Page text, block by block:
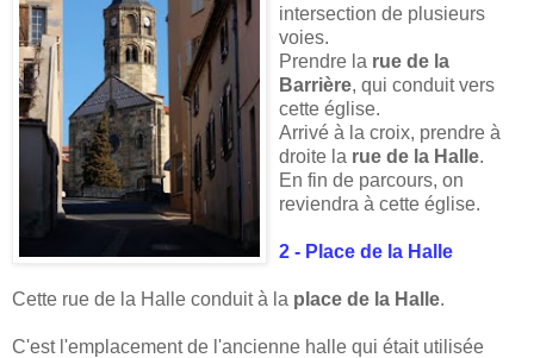
intersection de plusieurs
voies.
Prendre la rue de la
Barrière, qui conduit vers
cette église.
Arrivé à la croix, prendre à
droite la rue de la Halle.
En fin de parcours, on
reviendra à cette église.
2 - Place de la Halle
Cette rue de la Halle conduit à la place de la Halle.
C'est l'emplacement de l'ancienne halle qui était utilisée